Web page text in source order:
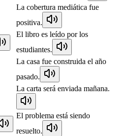
La cobertura mediática fue
positiva.
El libro es leído por los
estudiantes.
La casa fue construida el año
pasado.
La carta será enviada mañana.
El problema está siendo
resuelto.